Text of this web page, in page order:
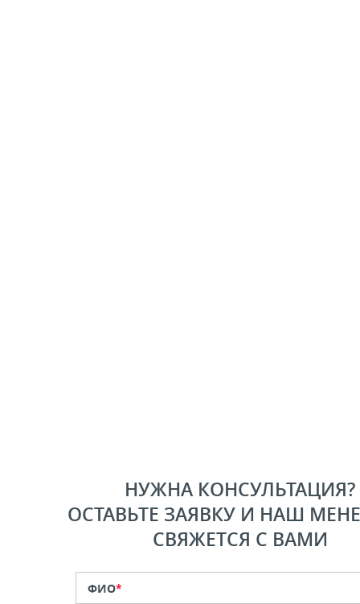
НУЖНА КОНСУЛЬТАЦИЯ?
ОСТАВЬТЕ ЗАЯВКУ И НАШ
СВЯЖЕТСЯ С ВАМИ
ФИО*